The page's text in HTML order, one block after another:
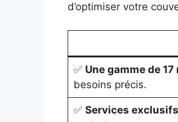
d’optimiser votre
✅ Une gamme de
besoins précis.
✅ Services